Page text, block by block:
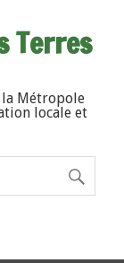
Terres
la Métropole
locale et